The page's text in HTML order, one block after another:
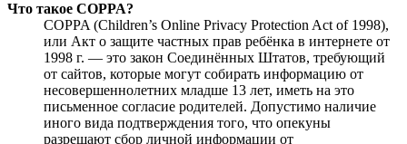
Что такое COPPA?
COPPA (Children’s Online Privacy Protection Act of 1998),
или Акт о защите частных прав ребёнка в интернете от
1998 г. — это закон Соединённых Штатов, требующий
от сайтов, которые могут собирать информацию от
несовершеннолетних младше 13 лет, иметь на это
письменное согласие родителей. Допустимо наличие
иного вида подтверждения того, что опекуны
разрешают сбор личной информации от